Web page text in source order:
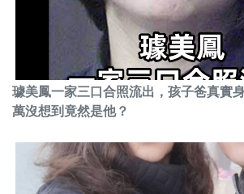
璩美鳳一家三口合照流出，孩子爸真實
萬沒想到竟然是他？